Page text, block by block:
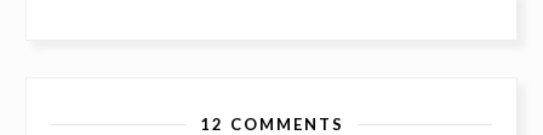
12 COMMENTS